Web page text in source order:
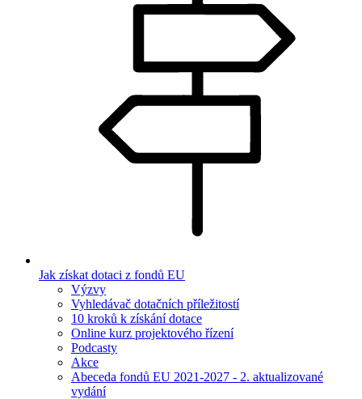
Jak získat dotaci z fondů EU
Výzvy
Vyhledávač dotačních příležitostí
10 kroků k získání dotace
Online kurz projektového řízení
Podcasty
Akce
Abeceda fondů EU 2021-2027 - 2. aktualizované
vydání